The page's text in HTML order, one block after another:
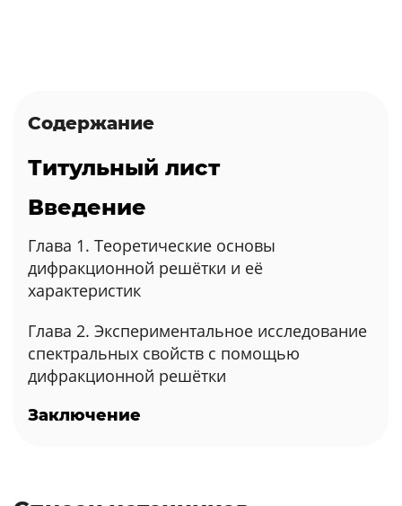
Содержание
Титульный лист
Введение
Глава 1. Теоретические основы
дифракционной решётки и её
характеристик
Глава 2. Экспериментальное исследование
спектральных свойств с помощью
дифракционной решётки
Заключение